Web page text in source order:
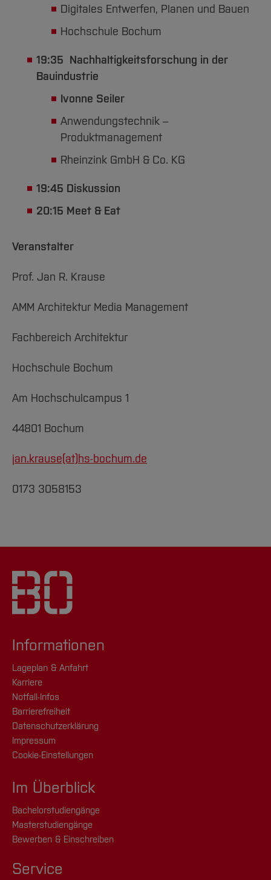
Digitales Entwerfen, Planen und Bauen
Hochschule Bochum
19:35 ​​​​​​​Nachhaltigkeitsforschung in der
Bauindustrie
Ivonne Seiler
Anwendungstechnik –
Produktmanagement
Rheinzink GmbH & Co. KG
19:45 Diskussion
20:15 Meet & Eat
Veranstalter
Prof. Jan R. Krause
AMM Architektur Media Management
Fachbereich Architektur
Hochschule Bochum
Am Hochschulcampus 1
44801 Bochum
jan.krause(at)hs-bochum.de
0173 3058153
Informationen
Lageplan & Anfahrt
Karriere
Notfall-Infos
Barrierefreiheit
Datenschutzerklärung
Impressum
Cookie-Einstellungen
Im Überblick
Bachelorstudiengänge
Masterstudiengänge
Bewerben & Einschreiben
Service